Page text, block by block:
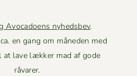
Avocadoens nyhedsbev.
en gang om måneden med
at lave lækker mad af gode
råvarer.